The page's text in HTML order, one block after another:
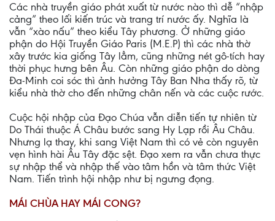
Các nhà truyền giáo phát xuất từ nước nào thì dễ “nhập
cảng” theo lối kiến trúc và trang trí nước ấy. Nghĩa là
vẫn “xào nấu” theo kiểu Tây phương. Ở những giáo
phận do Hội Truyền Giáo Paris (M.E.P) thì các nhà thờ
xây trước kia giống Tây lẳm, cũng những nét gô-tích hay
thời phục hưng bên Âu. Còn những giáo phận do dòng
Ða-Minh coi sóc thì ảnh hưởng Tây Ban Nha thấy rõ, từ
kiểu nhà thờ cho đến những chân nến và các cuộc rước.
Cuộc hội nhập của Ðạo Chúa vẫn diễn tiến tự nhiên từ
Do Thái thuộc Á Châu bước sang Hy Lạp rồi Âu Châu.
Nhưng lạ thay, khi sang Việt Nam thì có vẻ còn nguyên
vẹn hình hài Âu Tây đặc sệt. Ðạo xem ra vẫn chưa thực
sự nhập thể và nhập thế vào tâm hồn và tâm thức Việt
Nam. Tiến trình hội nhập như bị ngưng đọng.
MÁI CHÙA HAY MÁI CONG?